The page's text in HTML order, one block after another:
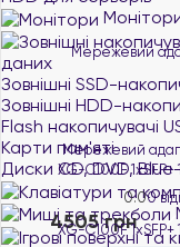
даних
Зовнішні SSD-
Зовнішні HDD-
Flash накопичувачі
Карти пам'яті
Диски CD, DVD,
Мережевий
XG-C100F 1xSFP+
0.00
4505 грн